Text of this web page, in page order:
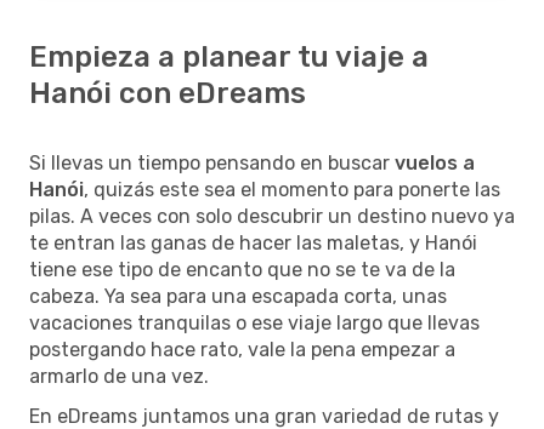
Empieza a planear tu viaje a
Hanói con eDreams
Si llevas un tiempo pensando en buscar vuelos a
Hanói, quizás este sea el momento para ponerte las
pilas. A veces con solo descubrir un destino nuevo ya
te entran las ganas de hacer las maletas, y Hanói
tiene ese tipo de encanto que no se te va de la
cabeza. Ya sea para una escapada corta, unas
vacaciones tranquilas o ese viaje largo que llevas
postergando hace rato, vale la pena empezar a
armarlo de una vez.
En eDreams juntamos una gran variedad de rutas y